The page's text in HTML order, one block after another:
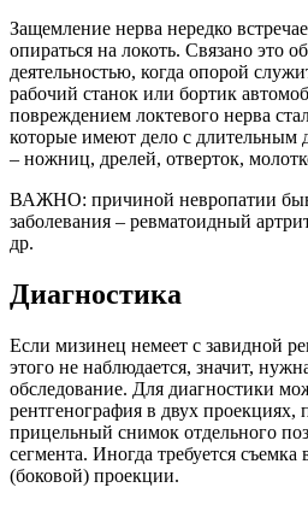
Защемление нерва нередко
опираться на локоть. Связано это
деятельностью, когда опорой
рабочий станок или бортик
повреждением локтевого нерва
которые имеют дело с длительным
– ножниц, дрелей, отверток,
ВАЖНО: причиной невропатии
заболевания – ревматоидный
др.
Диагностика
Если мизинец немеет с завидной
этого не наблюдается, значит,
обследование. Для диагностики
рентгенография в двух проекциях,
прицельный снимок отдельного
сегмента. Иногда требуется
(боковой) проекции.